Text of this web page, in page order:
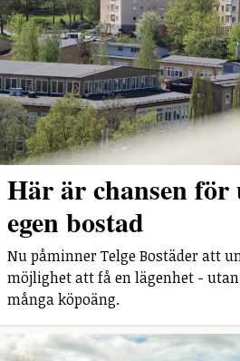
Här är chansen för
egen bostad
Nu påminner Telge Bostäder att
möjlighet att få en lägenhet -
många köpoäng.